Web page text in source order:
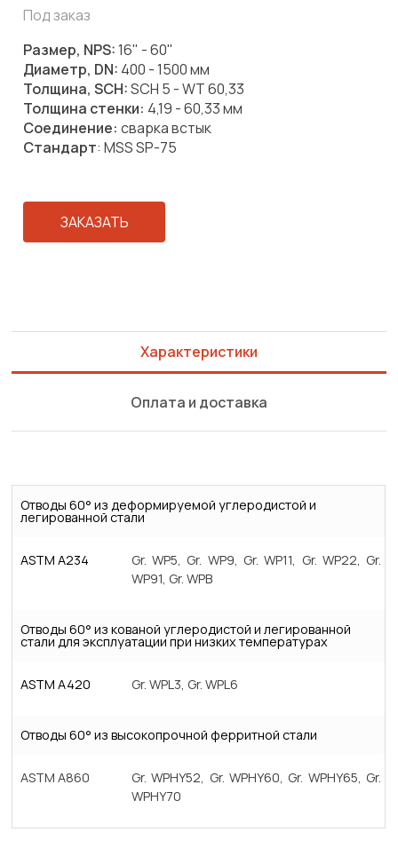
Под заказ
Размер, NPS:16" - 60"
Диаметр, DN: 400 - 1500 мм
Толщина, SCH:SCH 5 - WT 60,33
Толщина стенки: 4,19 - 60,33 мм
Соединение: сварка встык
Стандарт: MSS SP-75
ЗАКАЗАТЬ
Характеристики
Оплата и доставка
Отводы 60° из деформируемой углеродистой и
легированной стали
ASTM A234
Gr. WP5, Gr. WP9, Gr. WP11, Gr. WP22, Gr.
WP91, Gr. WPB
Отводы 60° из кованой углеродистой и легированной
стали для эксплуатации при низких температурах
ASTM A420 Gr. WPL3, Gr. WPL6
Отводы 60° из высокопрочной ферритной стали
ASTM A860
Gr. WPHY52, Gr. WPHY60, Gr. WPHY65, Gr.
WPHY70